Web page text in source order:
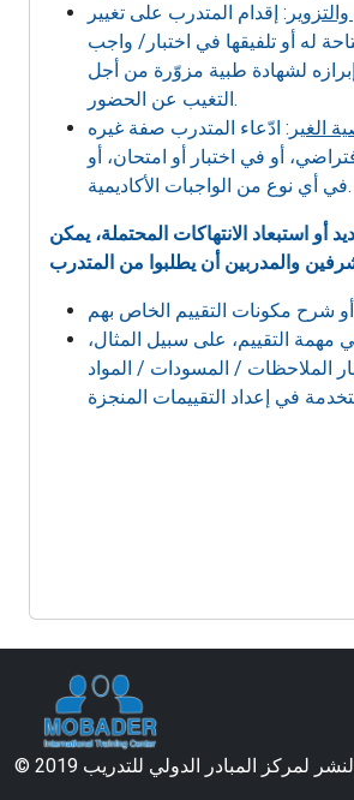
: إقدام المتدرب على تغيير
له أو تلفيقها في اختبار/ واجب
إبرازه لشهادة طبية مزوّرة من أجل
التغيب عن الحضور.
الغير : ادّعاء المتدرب صفة غيره
أو في اختبار أو امتحان، أو
في أي نوع من الواجبات الأكاديمية.
أو استبعاد الانتهاكات المحتملة، يمكن
مهمة التقييم، على سبيل المثال،
الملاحظات / المسودات / المواد
النشر لمركز المبادر الدولي للتدريب